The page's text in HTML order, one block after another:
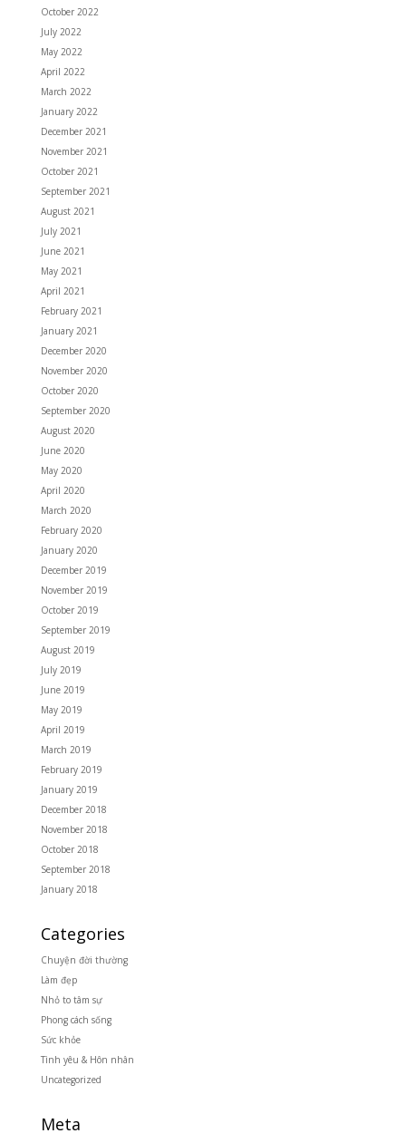
October 2022
July 2022
May 2022
April 2022
March 2022
January 2022
December 2021
November 2021
October 2021
September 2021
August 2021
July 2021
June 2021
May 2021
April 2021
February 2021
January 2021
December 2020
November 2020
October 2020
September 2020
August 2020
June 2020
May 2020
April 2020
March 2020
February 2020
January 2020
December 2019
November 2019
October 2019
September 2019
August 2019
July 2019
June 2019
May 2019
April 2019
March 2019
February 2019
January 2019
December 2018
November 2018
October 2018
September 2018
January 2018
Categories
Chuyện đời thường
Làm đẹp
Nhỏ to tâm sự
Phong cách sống
Sức khỏe
Tình yêu & Hôn nhân
Uncategorized
Meta